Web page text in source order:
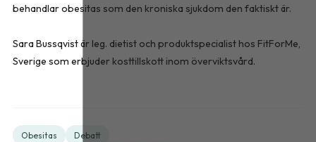
behandlar obesitas som den kroniska sjukdom den faktiskt är.
Sara Bussqvist är leg. dietist och produktspecialist hos FitForMe,
Sverige som erbjuder kosttillskott inom överviktsvård.
Obesitas Debatt